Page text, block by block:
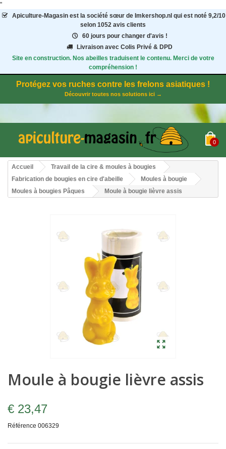
"
Apiculture-Magasinest la société sœur de Imkershop.nl qui est noté 9,2/10
selon 1052 avis clients
60 jours pour changer d'avis !
Livraison avec Colis Privé & DPD
Site en construction. Nos abeilles traduisent le contenu. Merci de votre
compréhension !
Protégez vos ruches contre les frelons asiatiques !
Découvrir toutes nos solutions ici →
0
Accueil
Travail de la cire & moules à bougies
Fabrication de bougies en cire d'abeille
Moules à bougie
Moules à bougies Pâques
Moule à bougie lièvre assis
Moule à bougie lièvre assis
€ 23,47
Référence 006329